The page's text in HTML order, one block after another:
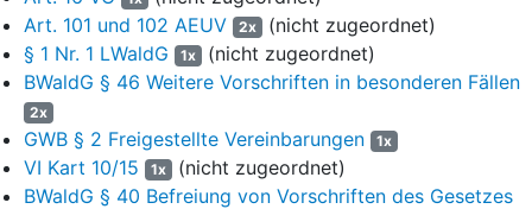
bestmöglich verkauft. Teilweise übernahm das beklagte Land
außer dem Holzverkauf samt Fakturierung auch weitere
forstwirtschaftliche Dienstleistungen wie den Revierdienst (u.a.
Holz auszeichnen und Holzerntemaßnahmen betreuen), die
forsttechnische Betriebsleitung (Leitung und Überwachung von
Forstbetriebsarbeiten) und die Betriebsplanung (vor allem
Planung des Einschlags).
Art. 101 und 102 AEUV
2x (nicht zugeordnet)
§ 1 Nr. 1 LWaldG
1x (nicht zugeordnet)
BWaldG § 46 Weitere Vorschriften in besonderen Fällen
2x
GWB § 2 Freigestellte Vereinbarungen 1x
VI Kart 10/15 1x (nicht zugeordnet)
BWaldG § 40 Befreiung von Vorschriften des Gesetzes